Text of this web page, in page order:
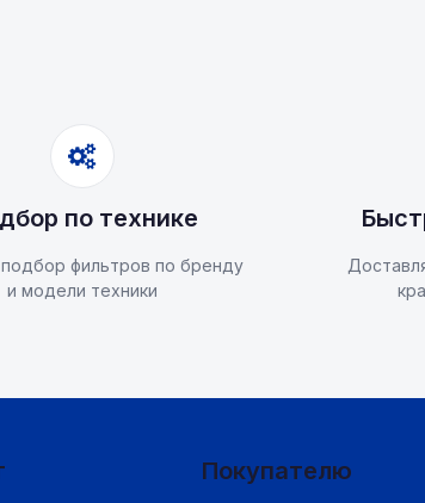
по технике
фильтров по бренду
и модели техники
Покупателю